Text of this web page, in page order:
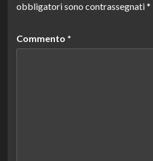
obbligatori sono contrassegnati*
Commento *